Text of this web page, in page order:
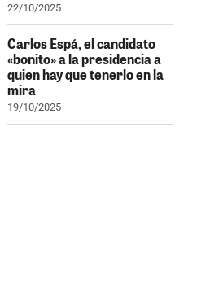
22/10/2025
Carlos Espá, el candidato
«bonito» a la presidencia a
quien hay que tenerlo en la
mira
19/10/2025